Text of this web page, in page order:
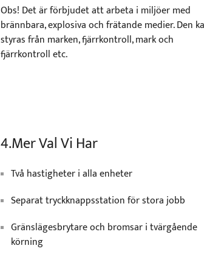
Obs! Det är förbjudet att arbeta i miljöer med
brännbara, explosiva och frätande medier. Den
styras från marken, fjärrkontroll, mark och
fjärrkontroll etc.
4.Mer Val Vi Har
Två hastigheter i alla enheter
Separat tryckknappsstation för stora jobb
Gränslägesbrytare och bromsar i tvärgående
körning